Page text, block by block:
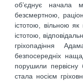
об’єднує начала
безсмертною,
істотою, вільною
істотою,
гріхопадіння
безпосередніх
порушили первісну
стала носієм